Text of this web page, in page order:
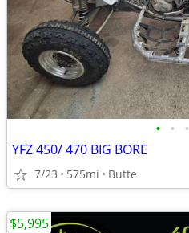
• • •
YFZ 450/ 470 BIG BORE
7/23 575mi Butte
$5,995